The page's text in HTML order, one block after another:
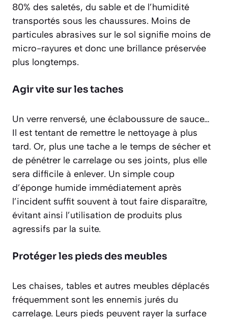
80% des saletés, du sable et de l’humidité
transportés sous les chaussures. Moins de
particules abrasives sur le sol signifie moins de
micro-rayures et donc une brillance préservée
plus longtemps.
Agir vite sur les taches
Un verre renversé, une éclaboussure de sauce…
Il est tentant de remettre le nettoyage à plus
tard. Or, plus une tache a le temps de sécher et
de pénétrer le carrelage ou ses joints, plus elle
sera difficile à enlever. Un simple coup
d’éponge humide immédiatement après
l’incident suffit souvent à tout faire disparaître,
évitant ainsi l’utilisation de produits plus
agressifs par la suite.
Protéger les pieds des meubles
Les chaises, tables et autres meubles déplacés
fréquemment sont les ennemis jurés du
carrelage. Leurs pieds peuvent rayer la surface